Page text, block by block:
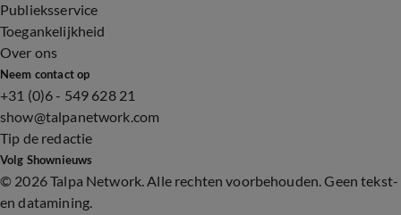
Publieksservice
Toegankelijkheid
Over ons
Neem contact op
+31 (0)6 - 549 628 21
show@talpanetwork.com
Tip de redactie
Volg Shownieuws
© 2026 Talpa Network. Alle rechten voorbehouden. Geen tekst-
en datamining.